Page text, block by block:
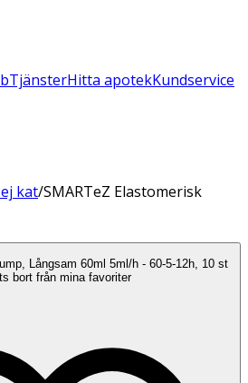
TjänsterHitta apotekKundservice
kat/SMARTeZ Elastomerisk
Långsam 60ml 5ml/h - 60-5-12h, 10 st
bort från mina favoriter